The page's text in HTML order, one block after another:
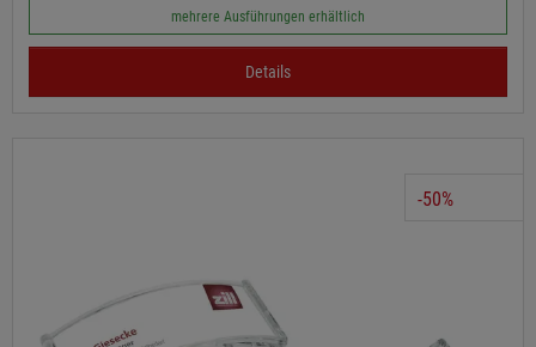
mehrere Ausführungen erhältlich
Details
-50%